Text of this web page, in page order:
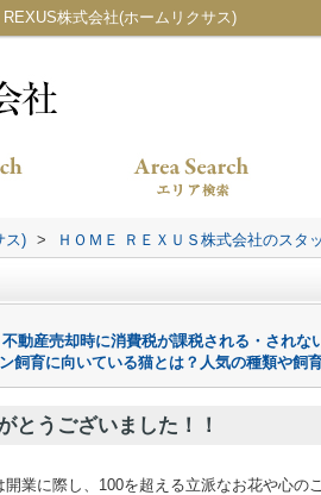
株式会社(ホームリクサス)
ス) > ＨＯＭＥ ＲＥＸＵＳ株式会社のスタ
動産売却時に消費税が課税される・されな
飼育に向いている猫とは？人気の種類や飼
とうございました！！
開業に際し、100を超える立派なお花や心の